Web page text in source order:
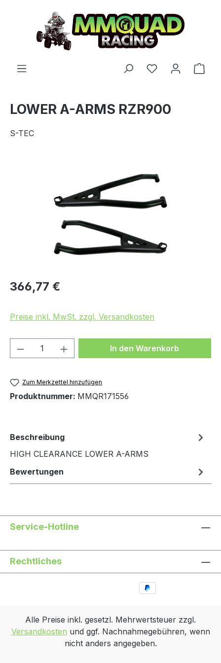
Zum Hauptinhalt springen
Du hast 0
LOWER A-ARMS RZR900
S-TEC
Regulärer Preis:
366,77 €
Preise inkl. MwSt. zzgl. Versandkosten
Produkt Anzahl: Gib denIn den Warenkorb
Zum Merkzettel hinzufügen
Produktnummer: MMQR171556
Beschreibung
HIGH CLEARANCE LOWER A-ARMS
Bewertungen
Service-Hotline
Rechtliches
Alle Preise inkl. gesetzl. Mehrwertsteuer zzgl.
Versandkosten und ggf. Nachnahmegebühren, wenn
nicht anders angegeben.